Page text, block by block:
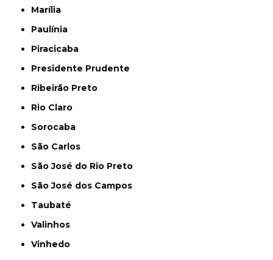
Marília
Paulínia
Piracicaba
Presidente Prudente
Ribeirão Preto
Rio Claro
Sorocaba
São Carlos
São José do Rio Preto
São José dos Campos
Taubaté
Valinhos
Vinhedo